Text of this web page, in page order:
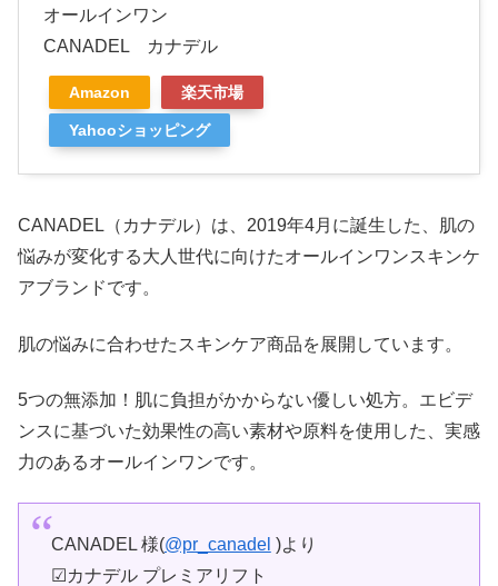
オールインワン
CANADEL カナデル
Amazon 楽天市場
Yahooショッピング
CANADEL（カナデル）は、2019年4月に誕生した、肌の
悩みが変化する大人世代に向けたオールインワンスキンケ
アブランドです。
肌の悩みに合わせたスキンケア商品を展開しています。
5つの無添加！肌に負担がかからない優しい処方。エビデ
ンスに基づいた効果性の高い素材や原料を使用した、実感
力のあるオールインワンです。
CANADEL 様(@pr_canadel )より
☑カナデル プレミアリフト